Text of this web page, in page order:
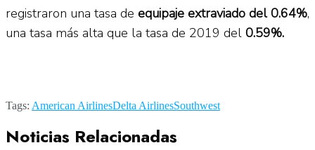
registraron una tasa de equipaje extraviado del 0.64%,
una tasa más alta que la tasa de 2019 del 0.59%.
Tags: American AirlinesDelta AirlinesSouthwest
Noticias Relacionadas